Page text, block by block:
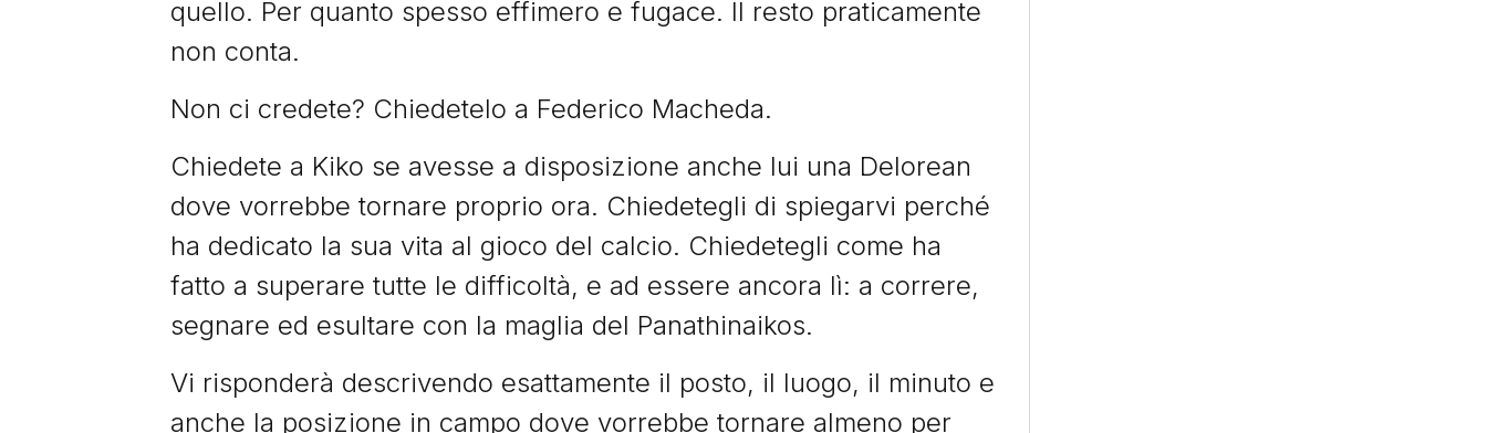
quello. Per quanto spesso effimero e fugace. Il resto praticamente
non conta.
Non ci credete? Chiedetelo a Federico Macheda.
Chiedete a Kiko se avesse a disposizione anche lui una Delorean
dove vorrebbe tornare proprio ora. Chiedetegli di spiegarvi perché
ha dedicato la sua vita al gioco del calcio. Chiedetegli come ha
fatto a superare tutte le difficoltà, e ad essere ancora lì: a correre,
segnare ed esultare con la maglia del Panathinaikos.
Vi risponderà descrivendo esattamente il posto, il luogo, il minuto e
anche la posizione in campo dove vorrebbe tornare almeno per